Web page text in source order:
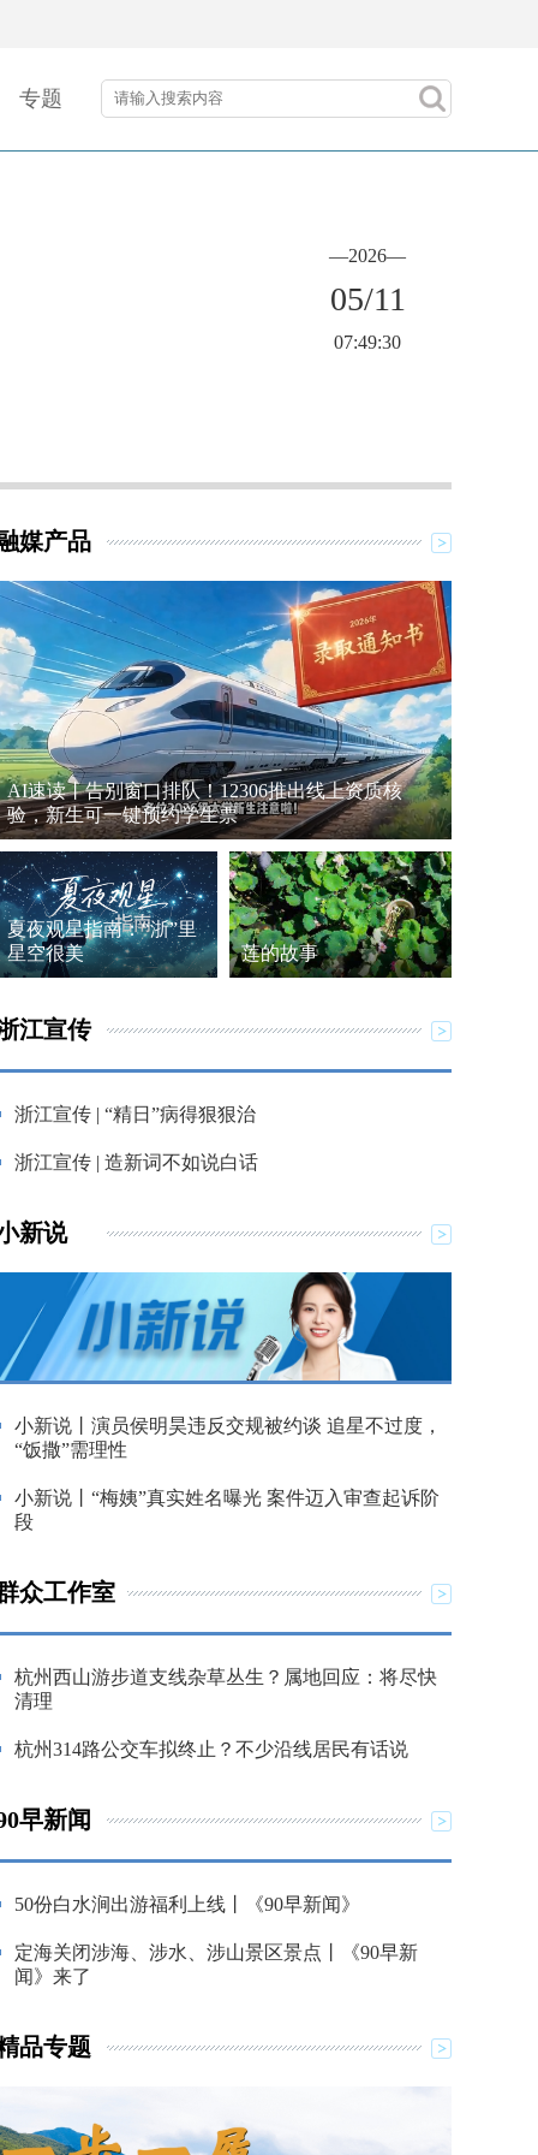
专题
—2026—
05/11
07:49:30
媒产品
AI速读丨告别窗口排队！12306推出线上资质核
验，新生可一键预约学生票
夏夜观星指南：“浙”里
星空很美
莲的故事
江宣传
浙江宣传 | “精日”病得狠狠治
浙江宣传 | 造新词不如说白话
新说
小新说丨演员侯明昊违反交规被约谈 追星不过度，
“饭撒”需理性
小新说丨“梅姨”真实姓名曝光 案件迈入审查起诉阶
段
众工作室
杭州西山游步道支线杂草丛生？属地回应：将尽快
清理
杭州314路公交车拟终止？不少沿线居民有话说
早新闻
50份白水涧出游福利上线丨《90早新闻》
定海关闭涉海、涉水、涉山景区景点丨《90早新
闻》来了
品专题